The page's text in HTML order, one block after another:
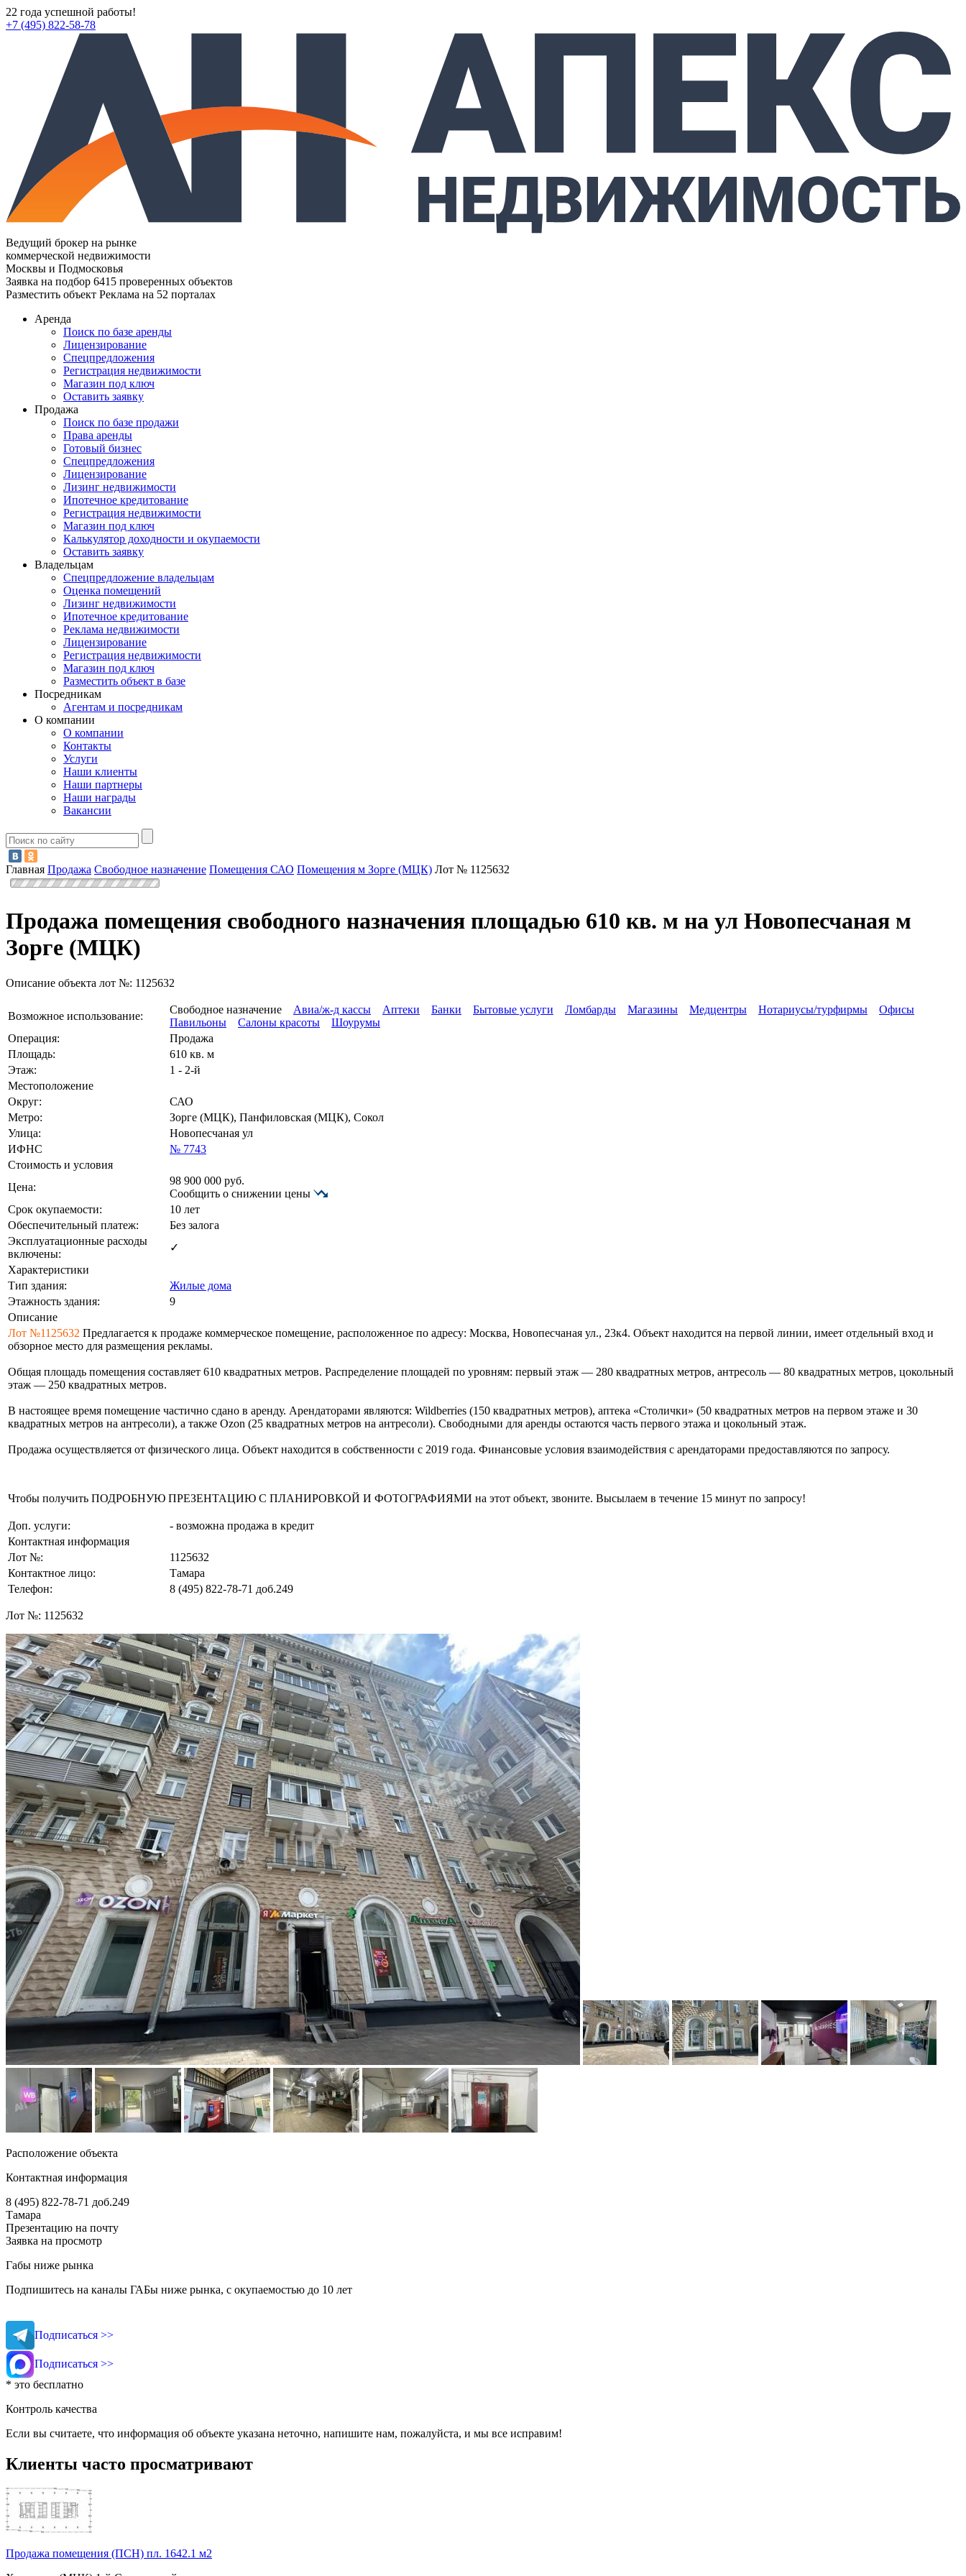
22 года успешной работы!
+7 (495) 822-58-78
Ведущий брокер на рынке
коммерческой недвижимости
Москвы и Подмосковья
Заявка на подбор 6415 проверенных объектов
Разместить объект Реклама на 52 порталах
Аренда
Поиск по базе аренды
Лицензирование
Спецпредложения
Регистрация недвижимости
Магазин под ключ
Оставить заявку
Продажа
Поиск по базе продажи
Права аренды
Готовый бизнес
Спецпредложения
Лицензирование
Лизинг недвижимости
Ипотечное кредитование
Регистрация недвижимости
Магазин под ключ
Калькулятор доходности и окупаемости
Оставить заявку
Владельцам
Спецпредложение владельцам
Оценка помещений
Лизинг недвижимости
Ипотечное кредитование
Реклама недвижимости
Лицензирование
Регистрация недвижимости
Магазин под ключ
Разместить объект в базе
Посредникам
Агентам и посредникам
О компании
О компании
Контакты
Услуги
Наши клиенты
Наши партнеры
Наши награды
Вакансии
Главная Продажа Свободное назначение Помещения САО Помещения м Зорге (МЦК) Лот № 1125632
Продажа помещения свободного назначения площадью 610 кв. м на ул Новопесчаная м
Зорге (МЦК)
Описание объекта лот №: 1125632
Возможное использование:
Свободное назначение Авиа/ж-д кассы Аптеки Банки Бытовые услуги Ломбарды Магазины Медцентры Нотариусы/турфирмы
Офисы
Павильоны
Салоны красоты
Шоурумы
Операция:
Продажа
Площадь:
610 кв. м
Этаж:
1 - 2-й
Местоположение
Округ:
САО
Метро:
Зорге (МЦК), Панфиловская (МЦК), Сокол
Улица:
Новопесчаная ул
ИФНС
№ 7743
Стоимость и условия
Цена:
98 900 000 руб.
Сообщить о снижении цены
Срок окупаемости:
10 лет
Обеспечительный платеж:
Без залога
Эксплуатационные расходы
включены:
✓
Характеристики
Тип здания:
Жилые дома
Этажность здания:
9
Описание
Лот №1125632 Предлагается к продаже коммерческое помещение, расположенное по адресу: Москва, Новопесчаная ул., 23к4. Объект находится на первой линии, имеет отдельный вход и
обзорное место для размещения рекламы.
Общая площадь помещения составляет 610 квадратных метров. Распределение площадей по уровням: первый этаж — 280 квадратных метров, антресоль — 80 квадратных метров, цокольный
этаж — 250 квадратных метров.
В настоящее время помещение частично сдано в аренду. Арендаторами являются: Wildberries (150 квадратных метров), аптека «Столички» (50 квадратных метров на первом этаже и 30
квадратных метров на антресоли), а также Ozon (25 квадратных метров на антресоли). Свободными для аренды остаются часть первого этажа и цокольный этаж.
Продажа осуществляется от физического лица. Объект находится в собственности с 2019 года. Финансовые условия взаимодействия с арендаторами предоставляются по запросу.
Чтобы получить ПОДРОБНУЮ ПРЕЗЕНТАЦИЮ С ПЛАНИРОВКОЙ И ФОТОГРАФИЯМИ на этот объект, звоните. Высылаем в течение 15 минут по запросу!
Доп. услуги:
- возможна продажа в кредит
Контактная информация
Лот №:
1125632
Контактное лицо:
Тамара
Телефон:
8 (495) 822-78-71 доб.249
Лот №: 1125632
Расположение объекта
Контактная информация
8 (495) 822-78-71 доб.249
Тамара
Презентацию на почту
Заявка на просмотр
Габы ниже рынка
Подпишитесь на каналы ГАБы ниже рынка, с окупаемостью до 10 лет
Подписаться >>
Подписаться >>
* это бесплатно
Контроль качества
Если вы считаете, что информация об объекте указана неточно, напишите нам, пожалуйста, и мы все исправим!
Клиенты часто просматривают
Продажа помещения (ПСН) пл. 1642.1 м2